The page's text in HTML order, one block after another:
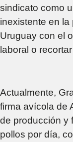
sindicato como
inexistente en la
Uruguay con el
laboral o
Actualmente,
firma avícola de
de producción y
pollos por día,